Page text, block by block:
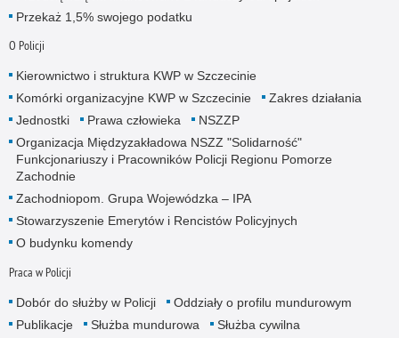
Przekaż 1,5% swojego podatku
O Policji
Kierownictwo i struktura KWP w Szczecinie
Komórki organizacyjne KWP w Szczecinie
Zakres działania
Jednostki
Prawa człowieka
NSZZP
Organizacja Międzyzakładowa NSZZ "Solidarność"
Funkcjonariuszy i Pracowników Policji Regionu Pomorze
Zachodnie
Zachodniopom. Grupa Wojewódzka – IPA
Stowarzyszenie Emerytów i Rencistów Policyjnych
O budynku komendy
Praca w Policji
Dobór do służby w Policji
Oddziały o profilu mundurowym
Publikacje
Służba mundurowa
Służba cywilna